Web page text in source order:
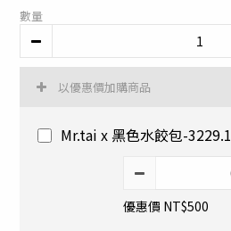
數量
以優惠價加購商品
Mr.tai x 黑色水餃包-3229.1
優惠價 NT$500